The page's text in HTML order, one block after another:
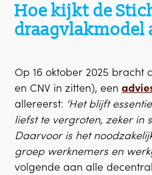
Hoe kijkt de
draagvlakmodel
Op 16 oktober 2025 bracht
en CNV in zitten), een
allereerst: ‘Het blijft
liefst te vergroten, zeker in
Daarvoor is het
groep werknemers en
volgende aan alle